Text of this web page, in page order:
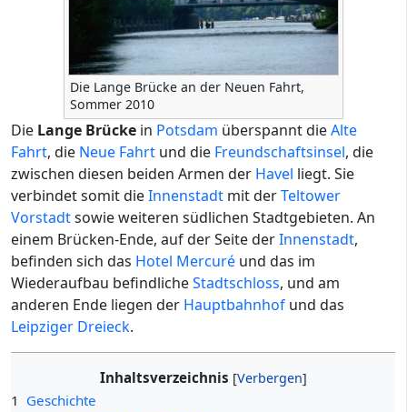
Die Lange Brücke an der Neuen Fahrt,
Sommer 2010
Die Lange Brücke in Potsdam überspannt dieAlte
Fahrt, die Neue Fahrt und die Freundschaftsinsel, die
zwischen diesen beiden Armen der Havel liegt. Sie
verbindet somit dieInnenstadt mit derTeltower
Vorstadtsowie weiteren südlichen Stadtgebieten. An
einem Brücken-Ende, auf der Seite derInnenstadt,
befinden sich das Hotel Mercuré und das im
Wiederaufbau befindlicheStadtschloss, und am
anderen Ende liegen der Hauptbahnhof und das
Leipziger Dreieck.
Inhaltsverzeichnis
1 Geschichte